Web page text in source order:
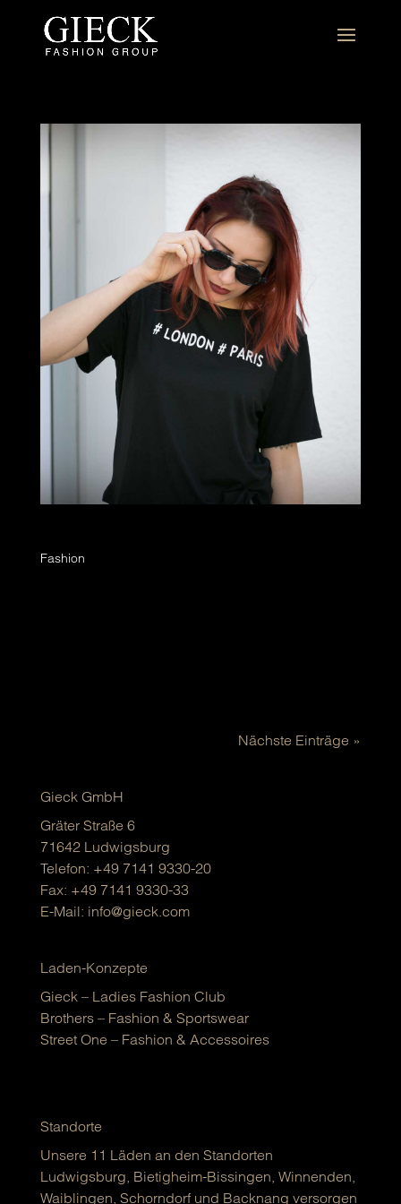
Fashion
Nächste Einträge »
Gieck GmbH
Gräter Straße 6
71642 Ludwigsburg
Telefon: +49 7141 9330-20
Fax: +49 7141 9330-33
E-Mail: info@gieck.com
Laden-Konzepte
Gieck – Ladies Fashion Club
Brothers – Fashion & Sportswear
Street One – Fashion & Accessoires
Standorte
Unsere 11 Läden an den Standorten
Ludwigsburg, Bietigheim-Bissingen, Winnenden,
Waiblingen, Schorndorf und Backnang versorgen